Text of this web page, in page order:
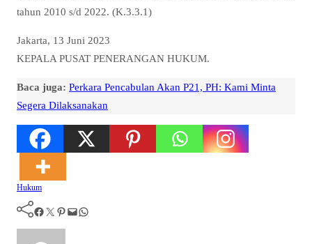
tahun 2010 s/d 2022. (K.3.3.1)
Jakarta, 13 Juni 2023
KEPALA PUSAT PENERANGAN HUKUM.
Baca juga: Perkara Pencabulan Akan P21, PH: Kami Minta
Segera Dilaksanakan
Hukum
Facebook Twitter Pinterest Mail WhatsApp